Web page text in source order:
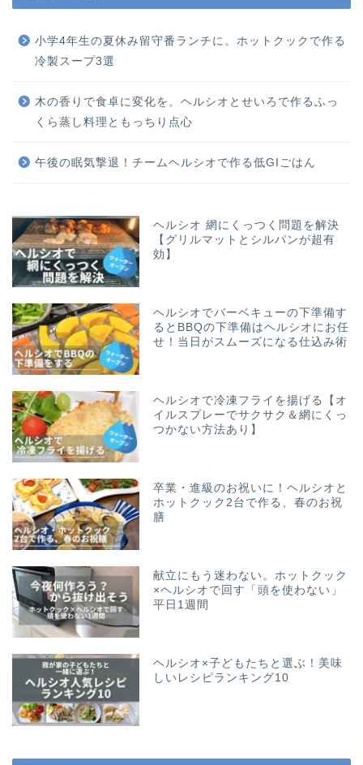
小学4年生の夏休み留守番ランチに。ホットクックで作る
冷製スープ3選
木の香りで食卓に変化を。ヘルシオとせいろで作るふっ
くら蒸し料理ともっちり点心
午後の眠気撃退！チームヘルシオで作る低GIごはん
ヘルシオ 網にくっつく問題を解決
【グリルマットとシルパンが超有
効】
ヘルシオでバーベキューの下準備す
るとBBQの下準備はヘルシオにお任
せ！当日がスムーズになる仕込み術
ヘルシオで冷凍フライを揚げる【オ
イルスプレーでサクサク＆網にくっ
つかない方法あり】
卒業・進級のお祝いに！ヘルシオと
ホットクック2台で作る、春のお祝
膳
献立にもう迷わない。ホットクック
×ヘルシオで回す「頭を使わない」
平日1週間
ヘルシオ×子どもたちと選ぶ！美味
しいレシピランキング10